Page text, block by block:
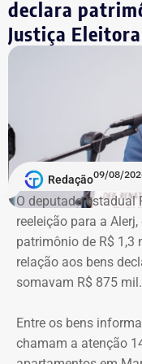
filiação partidária.
tenta, em outubro
declara
Justiça
Redação09/08/
O deputado estadual
reeleição para a
patrimônio de R$ 1,3
relação aos bens
somavam R$ 875 mil.
Entre os bens
chamam a atenção